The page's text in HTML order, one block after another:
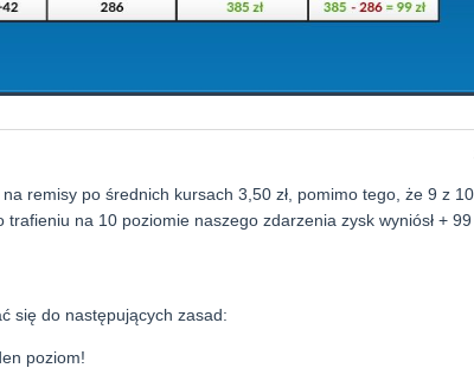
remisy po średnich kursach 3,50 zł, pomimo tego, że 9 z 10
na 10 poziomie naszego zdarzenia zysk wyniósł + 99
się do następujących zasad:
poziom!